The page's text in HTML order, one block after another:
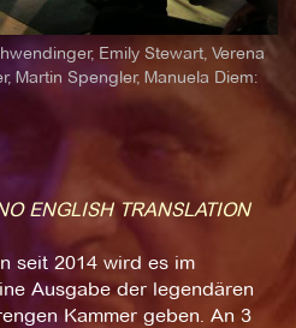
Emily Stewart, Verena
Martin Spengler, Manuela Diem:
ENGLISH TRANSLATION
seit 2014 wird es im
Ausgabe der legendären
Kammer geben. An 3